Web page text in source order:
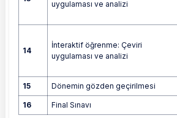
uygulaması ve analizi
14
İnteraktif öğrenme: Çeviri
uygulaması ve analizi
15 Dönemin gözden geçirilmesi
16 Final Sınavı